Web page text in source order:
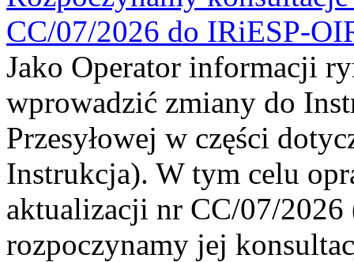
CC/07/2026 do IRiESP-
Jako Operator informacji
wprowadzić zmiany do
Przesyłowej w części
Instrukcja). W tym celu
aktualizacji nr CC/07/
rozpoczynamy jej